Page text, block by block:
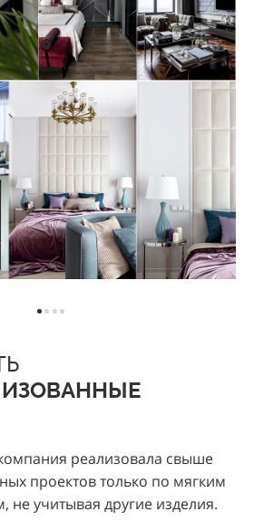
реализовала свыше
проектов только по мягким
не учитывая другие изделия.